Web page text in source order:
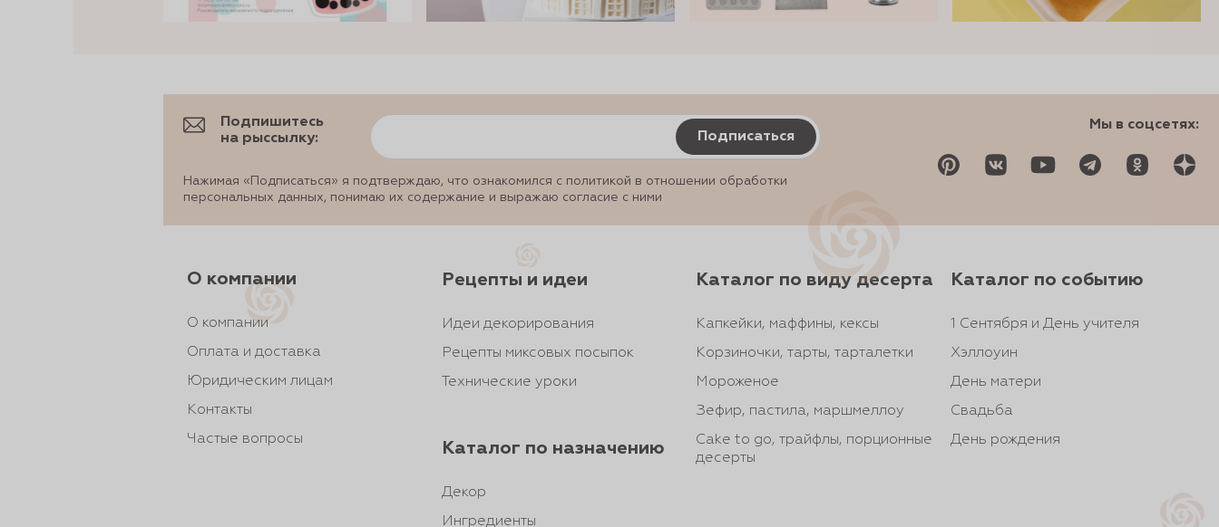
Подпишитесь
на рыссылку:
Подписаться
Нажимая «Подписаться» я подтверждаю, что ознакомился с политикой в отношении обработки
персональных данных, понимаю их содержание и выражаю согласие с ними
Мы в соцсетях:
О компании
О компании
Оплата и доставка
Юридическим лицам
Контакты
Частые вопросы
Рецепты и идеи
Идеи декорирования
Рецепты миксовых посыпок
Технические уроки
Каталог по назначению
Декор
Ингредиенты
Каталог по виду десерта
Капкейки, маффины, кексы
Корзиночки, тарты, тарталетки
Мороженое
Зефир, пастила, маршмеллоу
Cake to go, трайфлы, порционные
десерты
Каталог по событию
1 Сентября и День учителя
Хэллоуин
День матери
Свадьба
День рождения